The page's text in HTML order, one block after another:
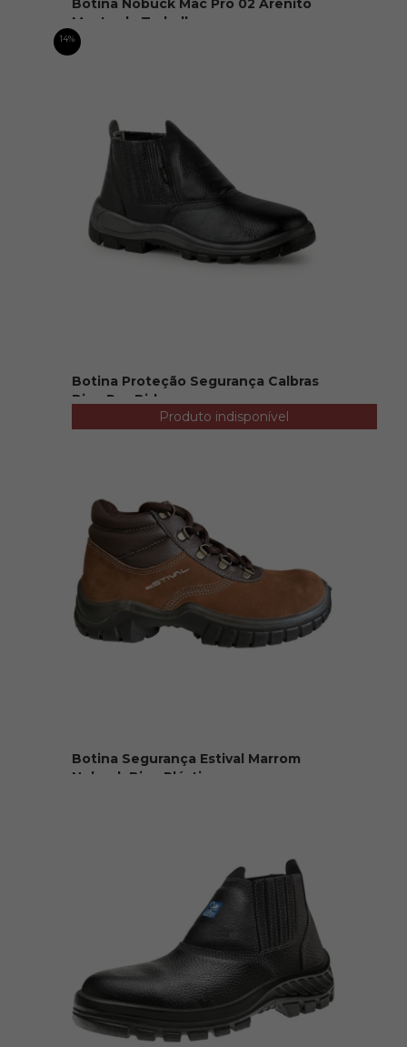
Botina Nobuck Mac Pro 02 Arenito
Mostarda Trabalho...
R$ 369,90
14%
Botina Proteção Segurança Calbras
Bico Pvc Bide...
Produto indisponível
Botina Segurança Estival Marrom
Nobuck Bico Plástico